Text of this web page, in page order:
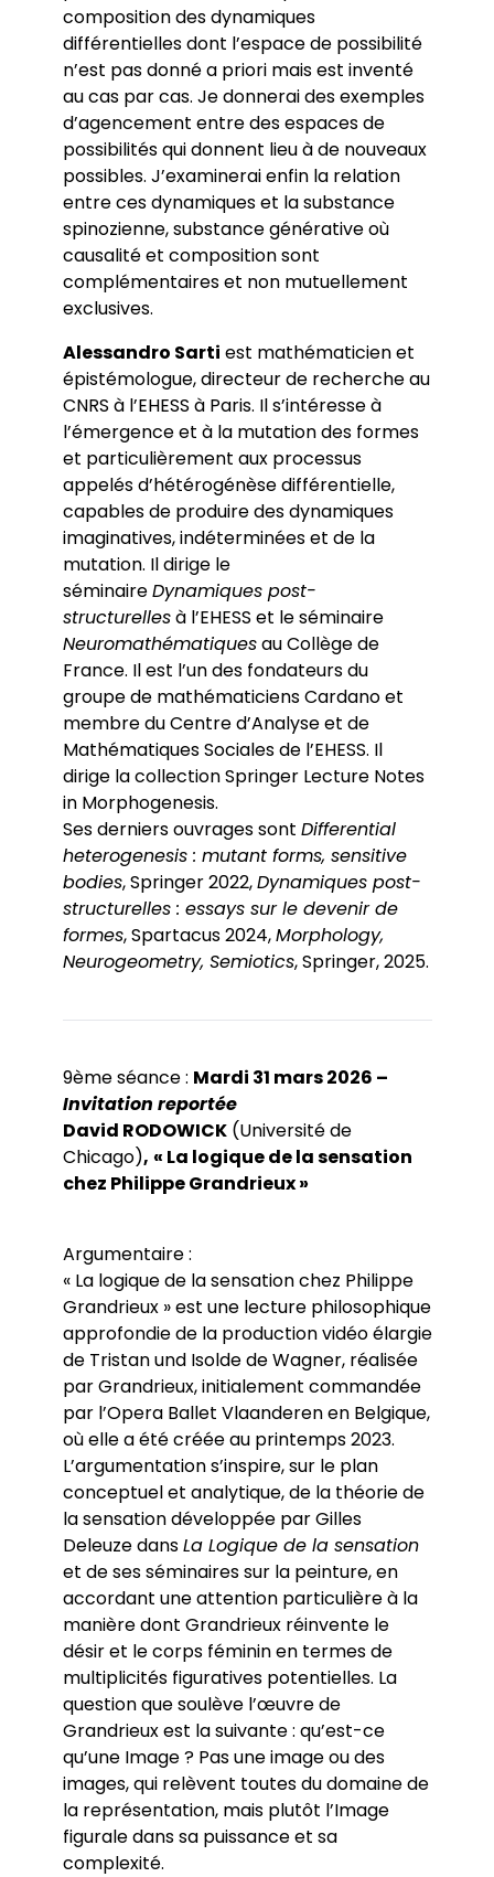
composition des dynamiques
différentielles dont l’espace de possibilité
n’est pas donné a priori mais est inventé
au cas par cas. Je donnerai des exemples
d’agencement entre des espaces de
possibilités qui donnent lieu à de nouveaux
possibles. J’examinerai enfin la relation
entre ces dynamiques et la substance
spinozienne, substance générative où
causalité et composition sont
complémentaires et non mutuellement
exclusives.
Alessandro Sarti est mathématicien et
épistémologue, directeur de recherche au
CNRS à l’EHESS à Paris. Il s’intéresse à
l’émergence et à la mutation des formes
et particulièrement aux processus
appelés d’hétérogénèse différentielle,
capables de produire des dynamiques
imaginatives, indéterminées et de la
mutation. Il dirige le
séminaireDynamiques post-
structurellesà l’EHESS et le séminaire
Neuromathématiquesau Collège de
France. Il est l’un des fondateurs du
groupe de mathématiciens Cardano et
membre du Centre d’Analyse et de
Mathématiques Sociales de l’EHESS. Il
dirige la collection Springer Lecture Notes
in Morphogenesis.
Ses derniers ouvrages sont Differential
heterogenesis : mutant forms, sensitive
bodies, Springer 2022,Dynamiques post-
structurelles : essays sur le devenir de
formes, Spartacus 2024,Morphology,
Neurogeometry, Semiotics, Springer, 2025.
9ème séance : Mardi 31 mars 2026 –
Invitation reportée
David RODOWICK(Université de
Chicago), « La logique de la sensation
chez Philippe Grandrieux »
Argumentaire :
« La logique de la sensation chez Philippe
Grandrieux » est une lecture philosophique
approfondie de la production vidéo élargie
de Tristan und Isolde de Wagner, réalisée
par Grandrieux, initialement commandée
par l’Opera Ballet Vlaanderen en Belgique,
où elle a été créée au printemps 2023.
L’argumentation s’inspire, sur le plan
conceptuel et analytique, de la théorie de
la sensation développée par Gilles
Deleuze dansLa Logique de la sensation
et de ses séminaires sur la peinture, en
accordant une attention particulière à la
manière dont Grandrieux réinvente le
désir et le corps féminin en termes de
multiplicités figuratives potentielles. La
question que soulève l’œuvre de
Grandrieux est la suivante : qu’est-ce
qu’une Image ? Pas une image ou des
images, qui relèvent toutes du domaine de
la représentation, mais plutôt l’Image
figurale dans sa puissance et sa
complexité.